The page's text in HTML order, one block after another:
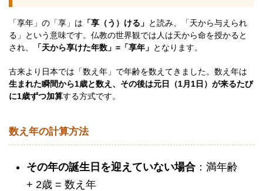
「享年」の「享」は 「享（う）ける」 と読み、「天から与えられ
る」という意味です。仏教の世界観では人は天から命を授かると
され、
「天から享けた年数」=「享年」 となります。
古来より日本では「数え年」で年齢を数えてきました。数え年は
生まれた瞬間から1歳と数え、その後は元日（1月1日）が来るたび
に1歳ずつ加算する方式です。
数え年の計算方法
その年の誕生日を迎えていない場合 ：満年齢
+ 2歳 = 数え年